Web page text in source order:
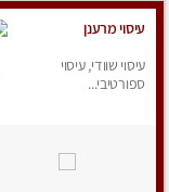
עיסוי מרענן
עיסוי שוודי, עיסוי
ספורטיבי...